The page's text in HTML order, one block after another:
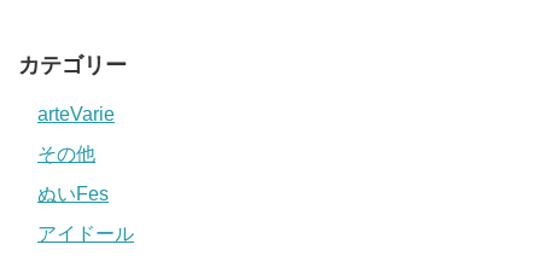
カテゴリー
arteVarie
その他
ぬいFes
アイドール